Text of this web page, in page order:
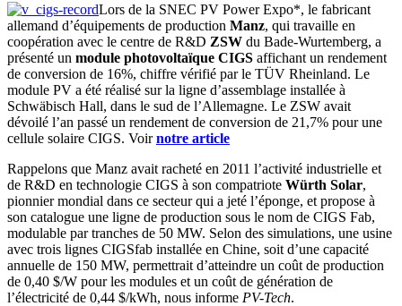
Lors de la SNEC PV Power Expo*, le fabricant
allemand d’équipements de production Manz, qui travaille en
coopération avec le centre de R&D ZSW du Bade-Wurtemberg, a
présenté un module photovoltaïque CIGS affichant un rendement
de conversion de 16%, chiffre vérifié par le TÜV Rheinland. Le
module PV a été réalisé sur la ligne d’assemblage installée à
Schwäbisch Hall, dans le sud de l’Allemagne. Le ZSW avait
dévoilé l’an passé un rendement de conversion de 21,7% pour une
cellule solaire CIGS. Voirnotre article
Rappelons que Manz avait racheté en 2011 l’activité industrielle et
de R&D en technologie CIGS à son compatriote Würth Solar,
pionnier mondial dans ce secteur qui a jeté l’éponge, et propose à
son catalogue une ligne de production sous le nom de CIGS Fab,
modulable par tranches de 50 MW. Selon des simulations, une usine
avec trois lignes CIGSfab installée en Chine, soit d’une capacité
annuelle de 150 MW, permettrait d’atteindre un coût de production
de 0,40 $/W pour les modules et un coût de génération de
l’électricité de 0,44 $/kWh, nous informe PV-Tech.